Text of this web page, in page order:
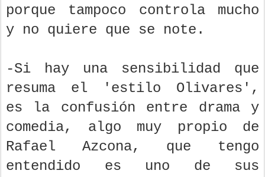
porque tampoco controla mucho
y no quiere que se note.
-Si hay una sensibilidad que
resuma el 'estilo Olivares',
es la confusión entre drama y
comedia, algo muy propio de
Rafael Azcona, que tengo
entendido es uno de sus